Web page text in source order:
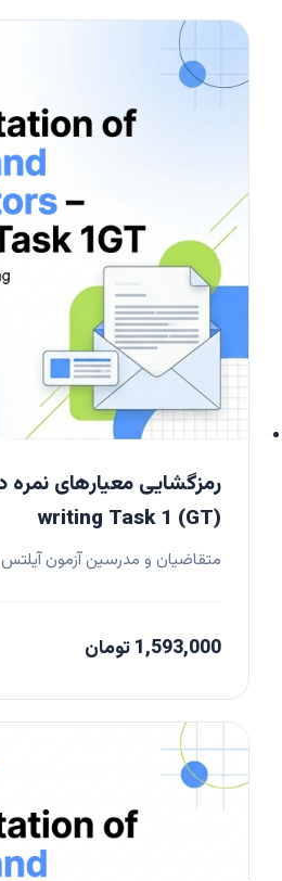
writing Task 1 (GT)
متقاضیان و مدرسین آزمون آیلتس
1,593,000 تومان